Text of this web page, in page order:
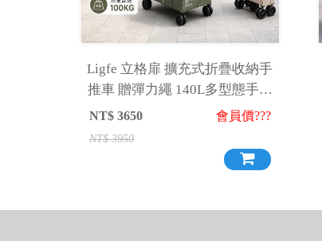
Ligfe 立格扉 擴充式折疊收納手
推車 贈彈力繩 140L多型態手推
NT$3650
NT$3950
會員價???